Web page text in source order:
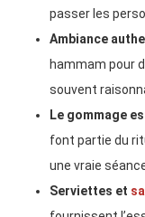
passer les
Ambiance
hammam pour
souvent
Le gommage
font partie du
une vraie
Serviettes et